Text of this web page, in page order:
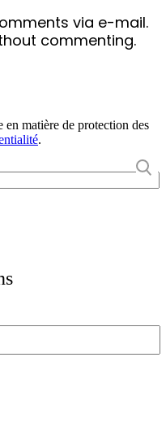
via e-mail.
commenting.
matière de protection des
.